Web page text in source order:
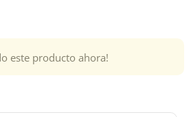
este producto ahora!